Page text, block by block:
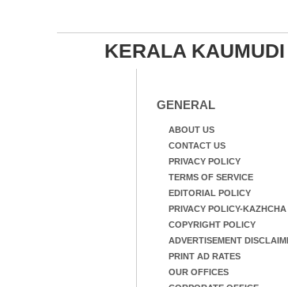
KERALA KAUMUDI
GENERAL
ABOUT US
CONTACT US
PRIVACY POLICY
TERMS OF SERVICE
EDITORIAL POLICY
PRIVACY POLICY-KAZHCHA
COPYRIGHT POLICY
ADVERTISEMENT
PRINT AD RATES
OUR OFFICES